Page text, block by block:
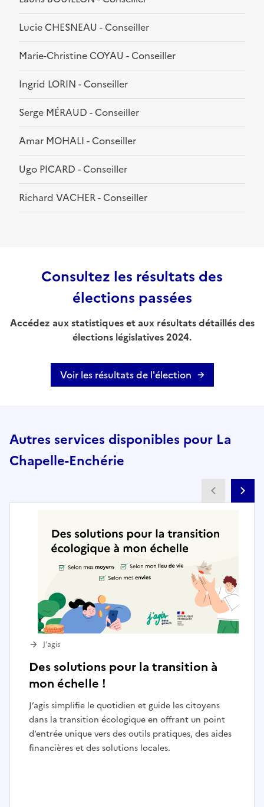
Lucie CHESNEAU - Conseiller
Marie-Christine COYAU - Conseiller
Ingrid LORIN - Conseiller
Serge MÉRAUD - Conseiller
Amar MOHALI - Conseiller
Ugo PICARD - Conseiller
Richard VACHER - Conseiller
Consultez les résultats des
élections passées
Accédez aux statistiques et aux résultats détaillés des
élections législatives 2024.
Voir les résultats de l'élection
Autres services disponibles pour La
Chapelle-Enchérie
Des solutions pour la transition à
mon échelle !
J’agis simplifie le quotidien et guide les citoyens
dans la transition écologique en offrant un point
d’entrée unique vers des outils pratiques, des aides
financières et des solutions locales.
J’agis